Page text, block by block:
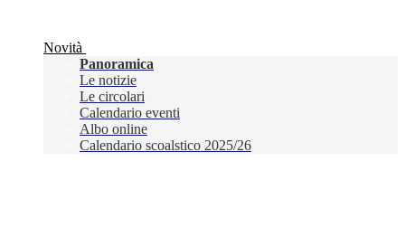
Novità
Panoramica
Le notizie
Le circolari
Calendario eventi
Albo online
Calendario scoalstico 2025/26